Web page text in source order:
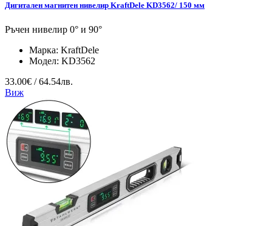
Дигитален магнитен нивелир KraftDele KD3562/ 150 мм
Ръчен нивелир 0° и 90°
Марка: KraftDele
Модел: KD3562
33.00€ / 64.54лв.
Виж